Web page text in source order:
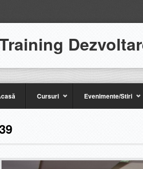
Cursuri Evenimente/Stiri